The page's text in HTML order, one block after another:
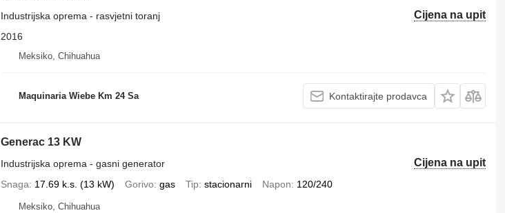
Cijena na upit
Industrijska oprema - rasvjetni toranj
2016
Meksiko, Chihuahua
Maquinaria Wiebe Km 24 Sa Kontaktirajte prodavca
Generac 13 KW
Cijena na upit
Industrijska oprema - gasni generator
Snaga 17.69 k.s. (13 kW) Gorivo gas Tip stacionarni Napon 120/240
Meksiko, Chihuahua